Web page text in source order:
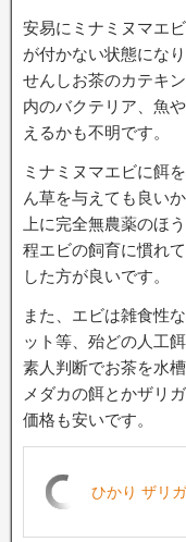
安易にミナミヌマエ
が付かない状態にな
せんしお茶のカテキ
内のバクテリア、魚
えるかも不明です。
ミナミヌマエビに餌
ん草を与えても良い
上に完全無農薬のほ
程エビの飼育に慣れ
した方が良いです。
また、エビは雑食性
ット等、殆どの人工
素人判断でお茶を水
メダカの餌とかザリ
価格も安いです。
ひかり ザリ